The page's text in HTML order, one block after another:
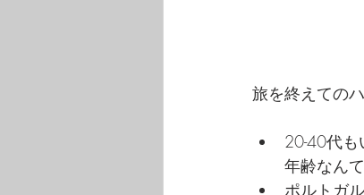
旅を終えての
20-40代も
年齢なん
ポルトガ